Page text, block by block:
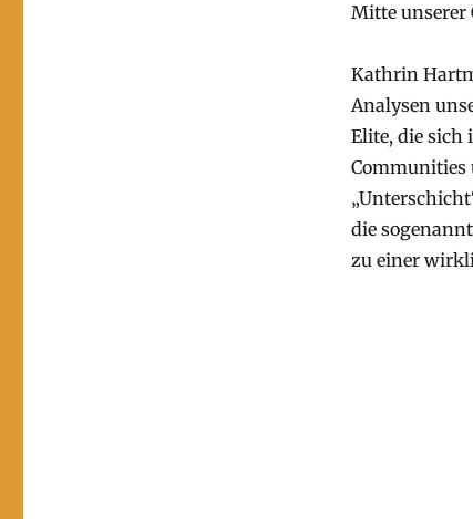
Mitte unserer
Kathrin
Analysen
Elite, die sich
Communities
die
zu einer